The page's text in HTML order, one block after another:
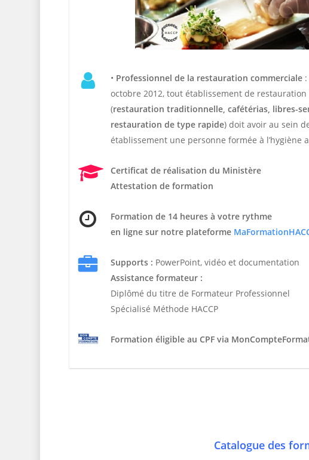
• Professionnel de la restauration commerciale:
octobre 2012, tout établissement de restauration
(restauration traditionnelle, cafétérias, libres-
restauration de type rapide) doit avoir au sein
établissement une personne formée à l’hygiène
Certificat de réalisation du Ministère
Attestation de formation
Formation de 14 heures à votre rythme
en ligne sur notre plateforme
Supports : PowerPoint, vidéo et documentation
Assistance formateur :
Diplômé du titre de Formateur Professionnel
Spécialisé Méthode HACCP
Formation éligible au CPF via
Catalogue des